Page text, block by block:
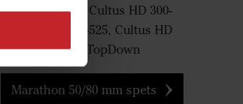
Cultus 300-400, Cultus HD 300-
400, Cultus 425-525, Cultus HD
425-525, Opus, TopDown
Marathon 50/80 mm spets